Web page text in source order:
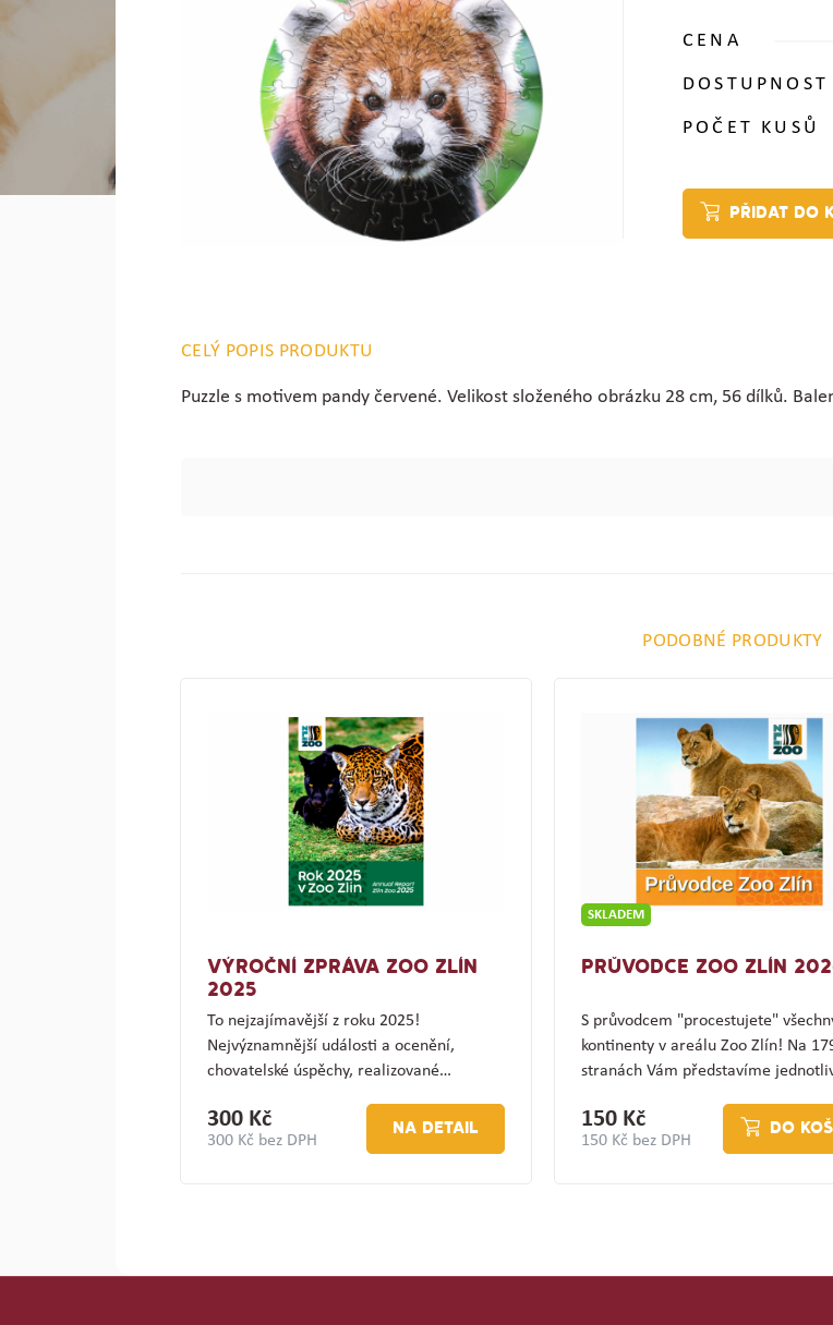
CENA
DOSTUPNOST
POČET KUSŮ
PŘIDAT DO
CELÝ POPIS PRODUKTU
Puzzle s motivem pandy červené. Velikost složeného obrázku 28 cm, 56 dílků.
PODOBNÉ PRODUKTY
VÝROČNÍ ZPRÁVA ZOO ZLÍN
2025
To nejzajímavější z roku 2025!
Nejvýznamnější události a ocenění,
chovatelské úspěchy, realizované…
300 Kč
300 Kč bez DPH
NA DETAIL
SKLADEM
PRŮVODCE ZOO ZLÍN
S průvodcem "procestujete"
kontinenty v areálu Zoo Zlín! Na
stranách Vám představíme
150 Kč
150 Kč bez DPH
DO